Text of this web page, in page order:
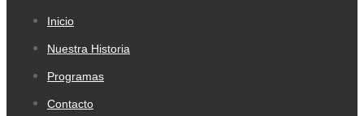
Inicio
Nuestra Historia
Programas
Contacto